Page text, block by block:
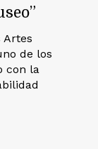
Artes
de los
con la